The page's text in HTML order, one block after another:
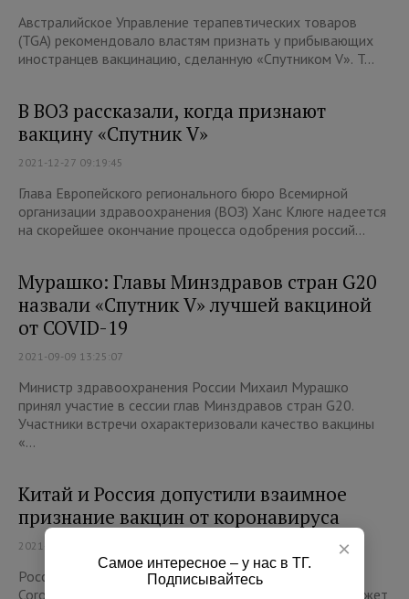
Австралийское Управление терапевтических товаров
(TGA) рекомендовало властям признать у прибывающих
иностранцев вакцинацию, сделанную «Спутником V». T...
В ВОЗ рассказали, когда признают
вакцину «Спутник V»
2021-12-27 09:19:45
Глава Европейского регионального бюро Всемирной
организации здравоохранения (ВОЗ) Ханс Клюге надеется
на скорейшее окончание процесса одобрения россий...
Мурашко: Главы Минздравов стран G20
назвали «Спутник V» лучшей вакциной
от COVID-19
2021-09-09 13:25:07
Министр здравоохранения России Михаил Мурашко
принял участие в сессии глав Минздравов стран G20.
Участники встречи охарактеризовали качество вакцины
«...
Китай и Россия допустили взаимное
признание вакцин от коронавируса
2021-07-12 09:39:21
Россия и Китай допустили взаимное признание вакцин
CoronaVac и «Спутник V» против коронавируса. Это может
×
Самое интересное – у нас в ТГ.
Подписывайтесь